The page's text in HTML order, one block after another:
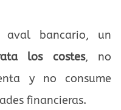
aval bancario, un
los costes, no
y no consume
financieras.